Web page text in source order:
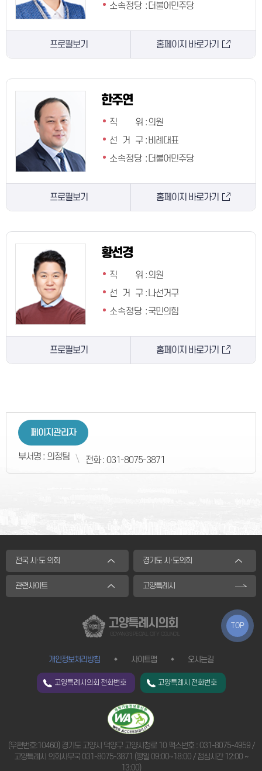
소속정당 : 더불어민주당
프로필보기 홈페이지 바로가기
한주연
직 위
:의원
선 거 구 : 비례대표
소속정당 : 더불어민주당
프로필보기 홈페이지 바로가기
황선경
직 위
:의원
선 거 구 : 나선거구
소속정당 :국민의힘
프로필보기 홈페이지 바로가기
페이지관리자
부서명 : 의정팀 전화 : 031-8075-3871
TOP
전국 시·도 의회 경기도 시·도의회
관련사이트 고양특례시
고양특례시의회
GOYANG SPECIAL CITY COUNCIL
개인정보처리방침 사이트맵 오시는길
고양특례시의회 전화번호 고양특례시 전화번호
(우편번호:10460) 경기도 고양시 덕양구 고양시청로 10 팩스번호 : 031-8075-4959 /
고양특례시 의회사무국 031-8075-3871 (평일 09:00~18:00 / 점심시간 12:00 ~
13:00)